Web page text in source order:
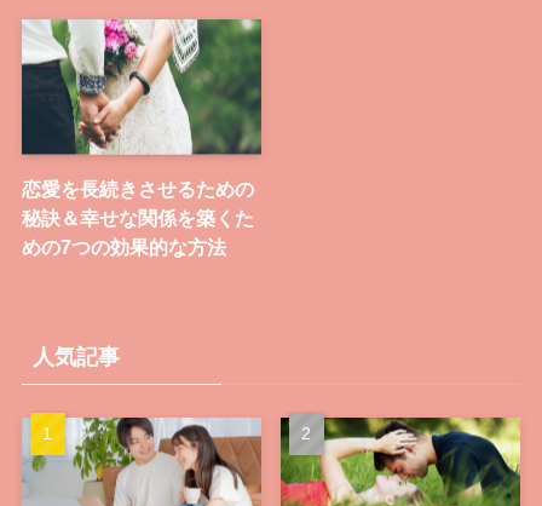
恋愛を長続きさせるための
秘訣＆幸せな関係を築くた
めの7つの効果的な方法
人気記事